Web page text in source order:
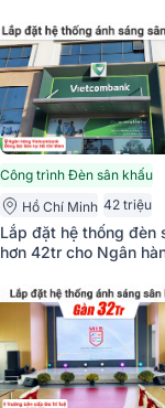
Alto LIVE1202, BCE
Bksound MS8...)
Công trình Đèn sân khấu
Hồ Chí Minh 42 triệu
Lắp đặt hệ thống đèn
hơn 42tr cho Ngân
TP HCM (SVT Par
ZDGL ZD-YT295,
DMX)